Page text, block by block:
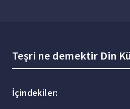
Teşri ne demektir Din
İçindekiler: